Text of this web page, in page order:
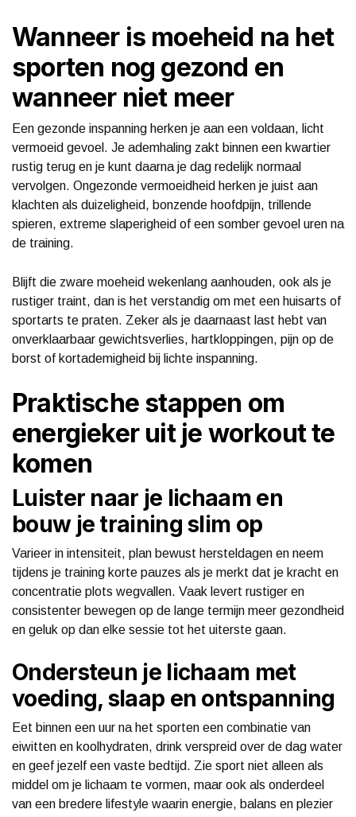
Wanneer is moeheid na het
sporten nog gezond en
wanneer niet meer
Een gezonde inspanning herken je aan een voldaan, licht
vermoeid gevoel. Je ademhaling zakt binnen een kwartier
rustig terug en je kunt daarna je dag redelijk normaal
vervolgen. Ongezonde vermoeidheid herken je juist aan
klachten als duizeligheid, bonzende hoofdpijn, trillende
spieren, extreme slaperigheid of een somber gevoel uren na
de training.
Blijft die zware moeheid wekenlang aanhouden, ook als je
rustiger traint, dan is het verstandig om met een huisarts of
sportarts te praten. Zeker als je daarnaast last hebt van
onverklaarbaar gewichtsverlies, hartkloppingen, pijn op de
borst of kortademigheid bij lichte inspanning.
Praktische stappen om
energieker uit je workout te
komen
Luister naar je lichaam en
bouw je training slim op
Varieer in intensiteit, plan bewust hersteldagen en neem
tijdens je training korte pauzes als je merkt dat je kracht en
concentratie plots wegvallen. Vaak levert rustiger en
consistenter bewegen op de lange termijn meer gezondheid
en geluk op dan elke sessie tot het uiterste gaan.
Ondersteun je lichaam met
voeding, slaap en ontspanning
Eet binnen een uur na het sporten een combinatie van
eiwitten en koolhydraten, drink verspreid over de dag water
en geef jezelf een vaste bedtijd. Zie sport niet alleen als
middel om je lichaam te vormen, maar ook als onderdeel
van een bredere lifestyle waarin energie, balans en plezier